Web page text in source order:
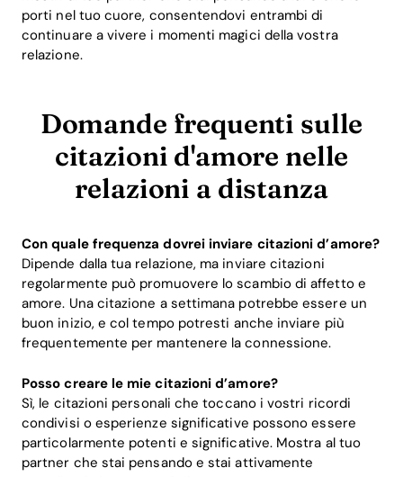
porti nel tuo cuore, consentendovi entrambi di
continuare a vivere i momenti magici della vostra
relazione.
Domande frequenti sulle
citazioni d'amore nelle
relazioni a distanza
Con quale frequenza dovrei inviare citazioni d’amore?
Dipende dalla tua relazione, ma inviare citazioni
regolarmente può promuovere lo scambio di affetto e
amore. Una citazione a settimana potrebbe essere un
buon inizio, e col tempo potresti anche inviare più
frequentemente per mantenere la connessione.
Posso creare le mie citazioni d’amore?
Sì, le citazioni personali che toccano i vostri ricordi
condivisi o esperienze significative possono essere
particolarmente potenti e significative. Mostra al tuo
partner che stai pensando e stai attivamente